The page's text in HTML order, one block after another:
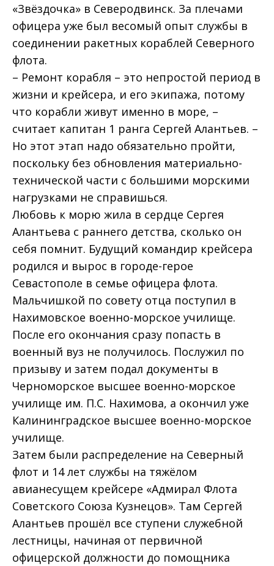
«Звёздочка» в Северодвинск. За плечами
офицера уже был весомый опыт службы в
соединении ракетных кораблей Северного
флота.
– Ремонт корабля – это непростой период в
жизни и крейсера, и его экипажа, потому
что корабли живут именно в море, –
считает капитан 1 ранга Сергей Алантьев. –
Но этот этап надо обязательно пройти,
поскольку без обновления материально-
технической части с большими морскими
нагрузками не справишься.
Любовь к морю жила в сердце Сергея
Алантьева с раннего детства, сколько он
себя помнит. Будущий командир крейсера
родился и вырос в городе-герое
Севастополе в семье офицера флота.
Мальчишкой по совету отца поступил в
Нахимовское военно-морское училище.
После его окончания сразу попасть в
военный вуз не получилось. Послужил по
призыву и затем подал документы в
Черноморское высшее военно-морское
училище им. П.С. Нахимова, а окончил уже
Калининградское высшее военно-морское
училище.
Затем были распределение на Северный
флот и 14 лет службы на тяжёлом
авианесущем крейсере «Адмирал Флота
Советского Союза Кузнецов». Там Сергей
Алантьев прошёл все ступени служебной
лестницы, начиная от первичной
офицерской должности до помощника